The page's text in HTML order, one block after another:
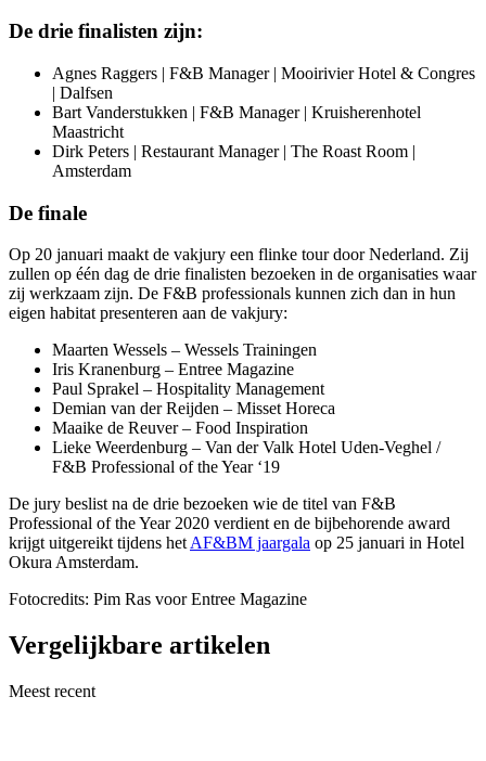
De drie finalisten zijn:
Agnes Raggers | F&B Manager | Mooirivier Hotel & Congres
| Dalfsen
Bart Vanderstukken | F&B Manager | Kruisherenhotel
Maastricht
Dirk Peters | Restaurant Manager | The Roast Room |
Amsterdam
De finale
Op 20 januari maakt de vakjury een flinke tour door Nederland. Zij
zullen op één dag de drie finalisten bezoeken in de organisaties waar
zij werkzaam zijn. De F&B professionals kunnen zich dan in hun
eigen habitat presenteren aan de vakjury:
Maarten Wessels – Wessels Trainingen
Iris Kranenburg – Entree Magazine
Paul Sprakel – Hospitality Management
Demian van der Reijden – Misset Horeca
Maaike de Reuver – Food Inspiration
Lieke Weerdenburg – Van der Valk Hotel Uden-Veghel /
F&B Professional of the Year ‘19
De jury beslist na de drie bezoeken wie de titel van F&B
Professional of the Year 2020 verdient en de bijbehorende award
krijgt uitgereikt tijdens hetAF&BM jaargala op 25 januari in Hotel
Okura Amsterdam.
Fotocredits: Pim Ras voor Entree Magazine
Vergelijkbare artikelen
Meest recent